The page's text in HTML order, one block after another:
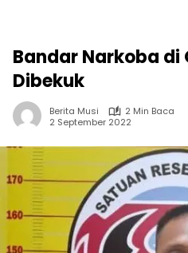
Bandar Narkoba di
Dibekuk
Berita Musi
2 Min Baca
2 September 2022